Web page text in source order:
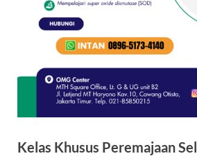
Kelas Khusus Peremajaan Sel